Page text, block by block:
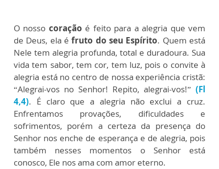
O nosso coração é feito para a alegria que vem
de Deus, ela éfruto do seu Espírito. Quem está
Nele tem alegria profunda, total e duradoura. Sua
vida tem sabor, tem cor, tem luz, pois o convite à
alegria está no centro de nossa experiência cristã:
“Alegrai-vos no Senhor! Repito, alegrai-vos!” (Fl
4,4). É claro que a alegria não exclui a cruz.
Enfrentamos provações, dificuldades e
sofrimentos, porém a certeza da presença do
Senhor nos enche de esperança e de alegria, pois
também nesses momentos o Senhor está
conosco, Ele nos ama com amor eterno.